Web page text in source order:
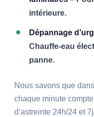
intérieure.
Dépannage
Chauffe-eau
panne.
Nous savons que
chaque minute
d’astreinte 24h/24 et